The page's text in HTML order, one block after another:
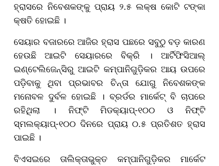
ହ୍ରାସରେ ନିବେଶକଙ୍କୁ ପ୍ରାୟ ୨.୫ ଲକ୍ଷ କୋଟି ଟଙ୍କା
କ୍ଷତି ହୋଇଛି ।
ସେୟାର ବଜାରରେ ଆଜିର ହ୍ରାସ ପଛରେ ସବୁଠୁ ବଡ଼ କାରଣ
ହେଉଛି ଆଇଟି ସେୟାରରେ ବିକ୍ରି । ଆର୍ଟିଫିସିଆଲ୍
ଇଣ୍ଟେଲିଜେନ୍ସିରୁ ଆଇଟି କମ୍ପାନିଗୁଡ଼ିକର ଆୟ ଉପରେ
ପଡ଼ିବାକୁ ଥିବା ପ୍ରଭାବର ଚିନ୍ତା ଯୋଗୁ ନିବେଶକଙ୍କ
ମନୋବଳ ଦୁର୍ବଳ ହୋଇଛି । ବ୍ରର୍ଡର ମାର୍କେଟ୍ ବି ଚାପରେ
ରହିଥିଲା । ନିଫ୍ଟି ମିଡକ୍ୟାପ୍-୧୦୦ ଓ ନିଫ୍ଟି
ସ୍ମଲକ୍ୟାପ୍-୧୦୦ ଦିନରେ ପ୍ରାୟ ୦.୫ ପ୍ରତିଶତ ହ୍ରାସ
ପାଇଛି ।
ବିଏସଇରେ ତାଲିକ୍ତାଭୁକ୍ତ କମ୍ପାନିଗୁଡ଼ିକର ମାର୍କେଟ